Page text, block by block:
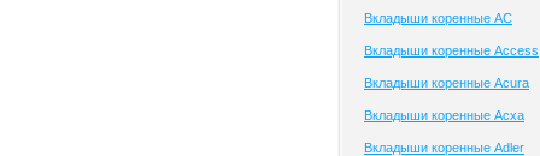
Вкладыши коренные AC
Вкладыши коренные Access
Вкладыши коренные Acura
Вкладыши коренные Acxa
Вкладыши коренные Adler